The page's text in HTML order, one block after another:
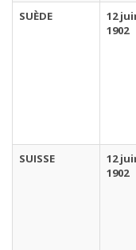
SUÈDE
12
1902
SUISSE
12
1902